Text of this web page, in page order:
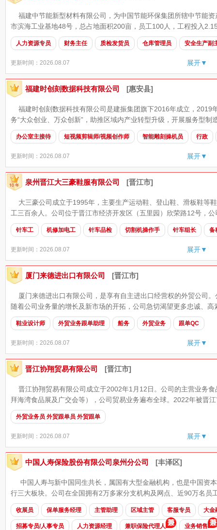
福建中节能新型材料有限公司，为中国节能环保集团所辖中节能
市滨海工业基地48号，总占地面积200亩，员工100人，工程投入
人力资源专员 财务主任 质检发货员 仓库管理员 安全生产副
更新时间：2026.08.07 展开▼
福建时创刻数据科技有限公司 [惠安县]
福建时创刻数据科技有限公司是建振集团旗下2016年成立，2019
务“大众创业、万众创新”，助推区域内产业转型升级，开展服务型制
办公室主接待 短视频剪辑师/视频创作师 智能雕刻操机员 行政
更新时间：2026.08.07 展开▼
泉州晋江大三豪鞋服有限公司 [晋江市]
大三豪公司成立于1995年，主要生产运动鞋、登山鞋、滑板鞋等
工三百余人。公司位于晋江市经济开发区（五里园）欣荣路12号，
针车工 机修加电工 针车品检 切割机操作手 针车组长 备
更新时间：2026.08.07 展开▼
厦门来德进出口有限公司 [晋江市]
厦门来德进出口有限公司，是享有自主进出口经营权的外贸公司
随着公司业务量的增长及新市场的开拓，公司急切渴望更多忠诚、
鞋业设计师 外贸业务跟单助理 船务 外贸业务 跟单QC
更新时间：2026.08.07 展开▼
晋江协翔贸易有限公司 [晋江市]
晋江协翔贸易有限公司成立于2002年1月12日。公司的主营业务
拜海湾食品展及广交会等），公司贸易业务遍布全球。2022年被晋
外贸业务员 外贸跟单员 外贸跟单
更新时间：2026.08.07 展开▼
中国人寿保险股份有限公司泉州分公司 [丰泽区]
中国人寿与新中国同生共长，属国有大型金融机构，也是中国资
行三大板块。公司在全国拥有2万多家分支机构及网点、近90万名员
收展员 保单服务经理 主管助理 区域主管 客服专员 大金
招募专员/人事专员 人力资源经理 兼职保险代理人 业务销售